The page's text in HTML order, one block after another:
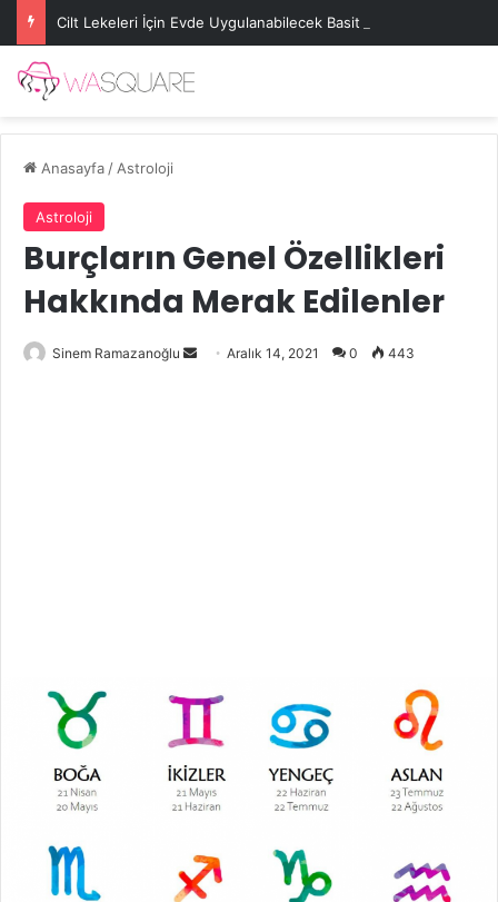
Cilt Lekeleri İçin Evde Uygulanabilecek Basit Maskeler
Anasayfa/Astroloji
Astroloji
Burçların Genel Özellikleri
Hakkında Merak Edilenler
Sinem Ramazanoğlu
Bir
Aralık 14, 2021 0 443